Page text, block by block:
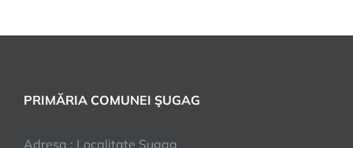
PRIMĂRIA COMUNEI ŞUGAG
Adresa : Localitate Sugag